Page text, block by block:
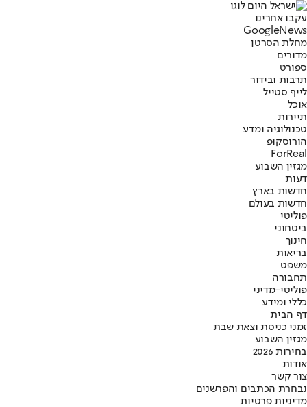
עקבו אחרינו
Googl eNews
מחלת הסרטן
מדורים
ספורט
תרבות ובידור
לייף סטייל
אוכל
תיירות
טכנולוגיה ומדע
הורוסקופ
ForReal
מגזין השבוע
דעות
חדשות בארץ
חדשות בעולם
פוליטי
ביטחוני
חינוך
בריאות
משפט
תחבורה
פוליטי-מדיני
כללי ומידע
דף הבית
זמני כניסת וצאת שבת
מגזין השבוע
בחירות 2026
אודות
צור קשר
נבחרת הכתבים והפרשנים
מדיניות פרטיות